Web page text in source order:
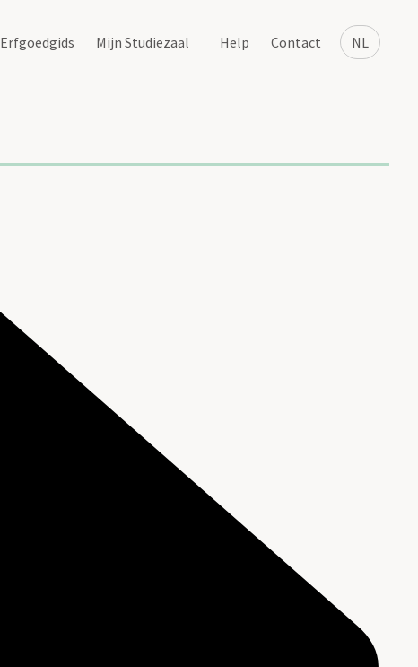
NL
Erfgoedgids Mijn Studiezaal Help Contact